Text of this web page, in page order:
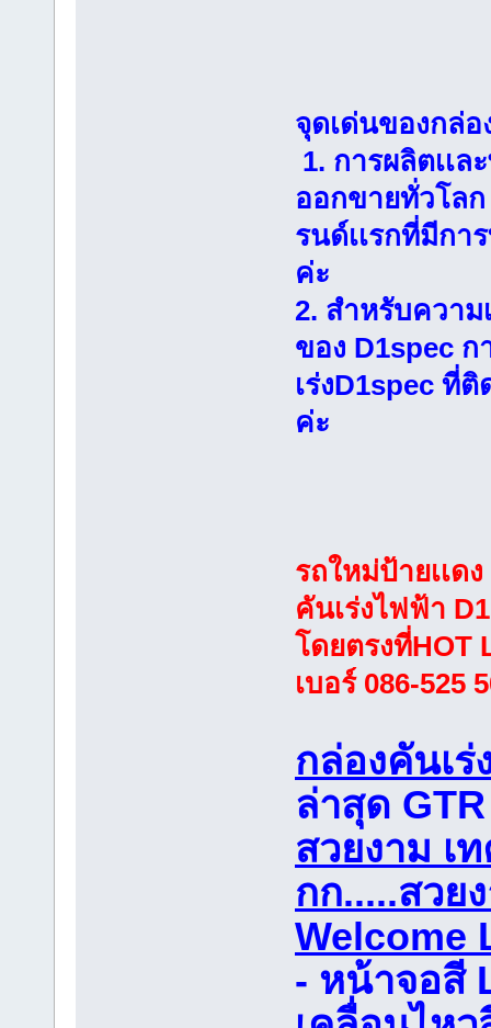
จุดเด่นของกล่อ
1. การผลิตเเ
ออกขายทั่วโล
รนด์เเรกที่มีก
ค่ะ
2. สำหรับความ
ของ D1spec
เร่งD1spec ที่ติ
ค่ะ
รถใหม่ป้ายเเด
คันเร่งไฟฟ้า
โดยตรงที่HOT
เบอร์ 086-525
กล่องคันเ
ล่าสุด
สวยงาม เ
กก.....สวย
Welcome
- หน้าจอสี